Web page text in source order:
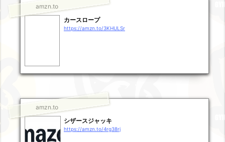
amzn.to
カースロープ
https://amzn.to/3KHULSr
amzn.to
シザースジャッキ
https://amzn.to/4rg38rj